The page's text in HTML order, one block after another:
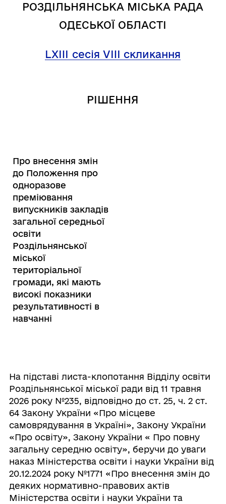
РОЗДІЛЬНЯНСЬКА МІСЬКА РАДА
ОДЕСЬКОЇ ОБЛАСТІ
LXIII сесія VIII скликання
РІШЕННЯ
Про внесення змін
до Положення про
одноразове
преміювання
випускників закладів
загальної середньої
освіти
Роздільнянської
міської
територіальної
громади, які мають
високі показники
результативності в
навчанні
На підставі листа-клопотання Відділу освіти
Роздільнянської міської ради від 11 травня
2026 року №235, відповідно до ст. 25, ч. 2 ст.
64 Закону України «Про місцеве
самоврядування в Україні», Закону України
«Про освіту», Закону України « Про повну
загальну середню освіту», беручи до уваги
наказ Міністерства освіти і науки України від
20.12.2024 року №1771 «Про внесення змін до
деяких нормативно-правових актів
Міністерства освіти і науки України та